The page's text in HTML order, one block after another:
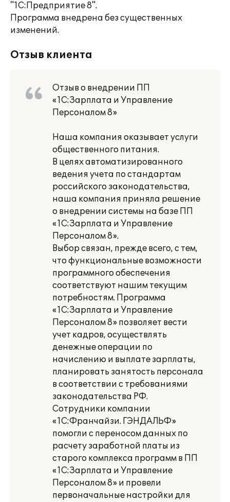
"1С:Предприятие 8".
Программа внедрена без существенных
изменений.
Отзыв клиента
Отзыв о внедрении ПП
«1С:Зарплата и Управление
Персоналом 8»
Наша компания оказывает услуги
общественного питания.
В целях автоматизированного
ведения учета по стандартам
российского законодательства,
наша компания приняла решение
о внедрении системы на базе ПП
«1С:Зарплата и Управление
Персоналом 8».
Выбор связан, прежде всего, с тем,
что функциональные возможности
программного обеспечения
соответствуют нашим текущим
потребностям. Программа
«1С:Зарплата и Управление
Персоналом 8» позволяет вести
учет кадров, осуществлять
денежные операции по
начислению и выплате зарплаты,
планировать занятость персонала
в соответствии с требованиями
законодательства РФ.
Сотрудники компании
«1С:Франчайзи. ГЭНДАЛЬФ»
помогли с переносом данных по
расчету заработной платы из
старого комплекса программ в ПП
«1С:Зарплата и Управление
Персоналом 8» и провели
первоначальные настройки для